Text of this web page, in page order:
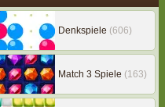
Denkspiele (606)
Match 3 Spiele (163)